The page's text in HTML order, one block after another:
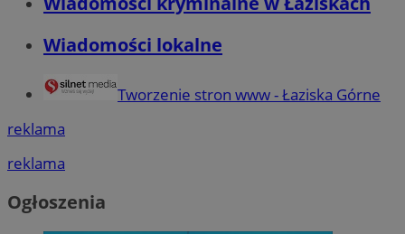
Wiadomości lokalne
Tworzenie stron www - Łaziska Górne
reklama
reklama
Ogłoszenia